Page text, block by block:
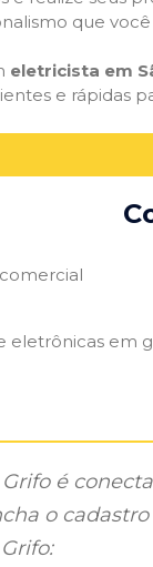
que
eletricista em
e rápidas
eletrônicas em
é
o